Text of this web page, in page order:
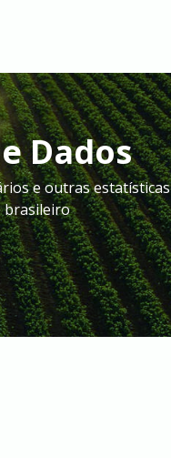
Dados
e outras estatísticas
brasileiro